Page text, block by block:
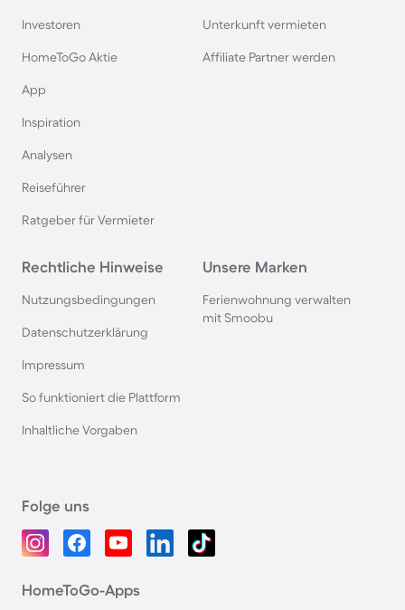
Investoren
HomeToGo Aktie
App
Inspiration
Analysen
Reiseführer
Ratgeber für Vermieter
Unterkunft vermieten
Affiliate Partner werden
Rechtliche Hinweise
Nutzungsbedingungen
Datenschutzerklärung
Impressum
So funktioniert die Plattform
Inhaltliche Vorgaben
Unsere Marken
Ferienwohnung verwalten
mit Smoobu
Folge uns
HomeToGo-Apps